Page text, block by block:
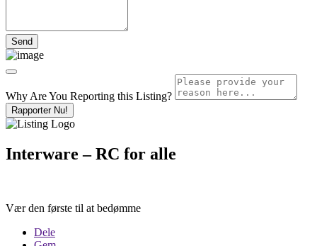
Why Are You Reporting this Listing?
Rapporter Nu!
Interware – RC for alle
Vær den første til at bedømme
Dele